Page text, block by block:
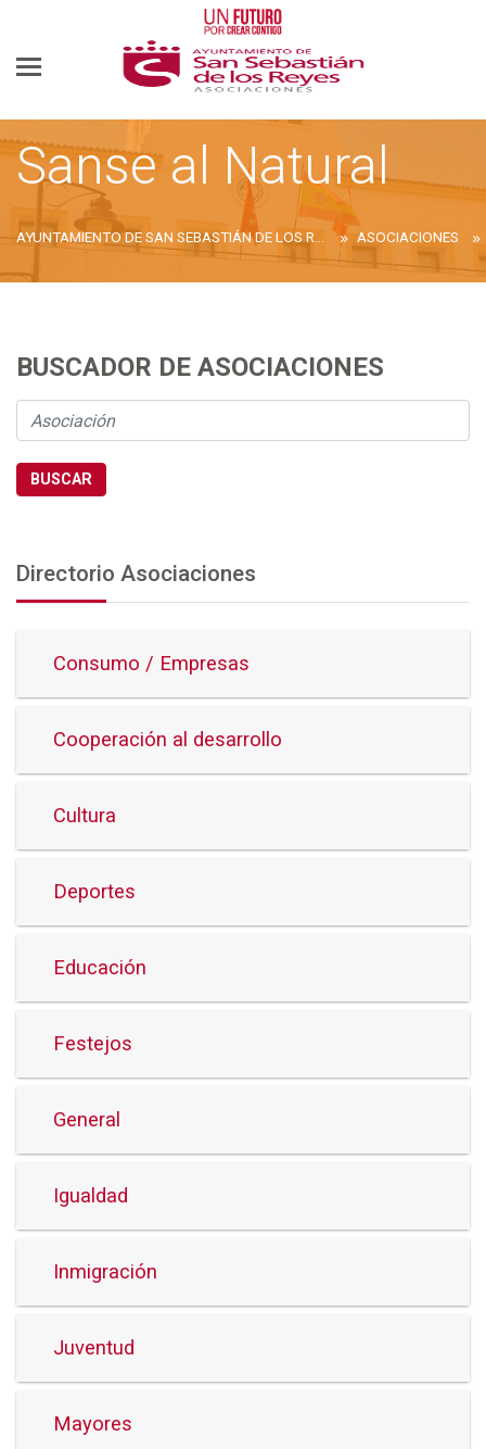
Sanse al Natural
ASOCIACIONES
BUSCADOR DE ASOCIACIONES
BUSCAR
Directorio Asociaciones
Consumo / Empresas
Cooperación al desarrollo
Cultura
Deportes
Educación
Festejos
General
Igualdad
Inmigración
Juventud
Mayores